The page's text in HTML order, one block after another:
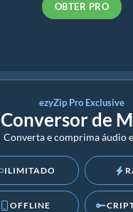
OBTER PRO
ezyZip Pro Exclusive
Conversor de
Converta e comprima áudio
ILIMITADO
OFFLINE